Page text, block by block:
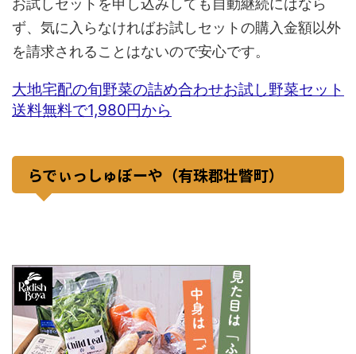
お試しセットを申し込みしても自動継続にはなら
ず、気に入らなければお試しセットの購入金額以外
を請求されることはないので安心です。
大地宅配の旬野菜の詰め合わせお試し野菜セット
送料無料で1,980円から
らでぃっしゅぼーや（有珠郡壮瞥町）